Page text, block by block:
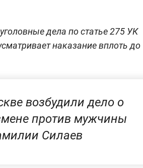
дела по статье 275 УК
наказание вплоть до
возбудили дело о
против мужчины
Силаев